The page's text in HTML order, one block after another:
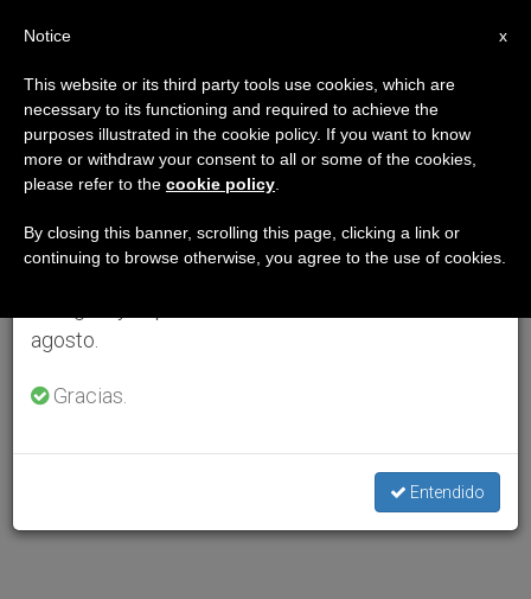
×
Aviso importante
Del 27 de julio al 7 de agosto haremos la pausa
anual, aprovechando que en el periodo de verano
se generan menos informaciones y también el
agosto.
Gracias.
Entendido
x
Notice
This website or its third party tools use cookies, which are
necessary to its functioning and required to achieve the
purposes illustrated in the cookie policy. If you want to know
more or withdraw your consent to all or some of the cookies,
please refer to the cookie policy
By closing this banner, scrolling this page, clicking a link or
continuing to browse otherwise, you agree to the use of cookies.